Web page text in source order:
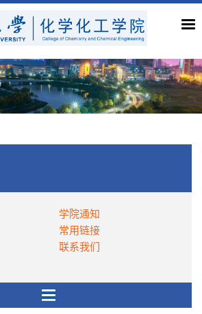
学院通知
常用链接
联系我们